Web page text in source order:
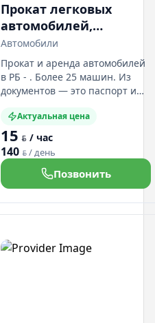
Прокат легковых
автомобилей,
грузовых и
пассажирских
микроавтобусов под
категорию "В" без
водителя
Автомобили
Прокат и аренда автомобилей
в РБ - . Более 25 машин. Из
документов — это паспорт и
и безналичный расчёт. Авто
застрахованы по «КАСКО».
Предлагаем заказать
дополнительно: детские
кресла и навигаторы.
Арендовать транспортные
средства можно: г. Минск, ул.
Солтыса 54,
Актуальная цена
15 BYN / час
140 BYN / день
Позвонить